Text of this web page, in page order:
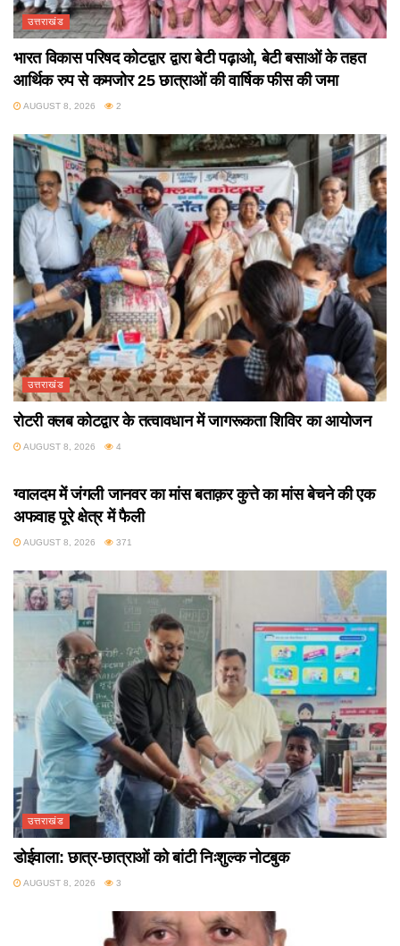
उत्तराखंड
भारत विकास परिषद कोटद्वार द्वारा बेटी पढ़ाओ, बेटी बसाओं के तहत
आर्थिक रुप से कमजोर 25 छात्राओं की वार्षिक फीस की जमा
AUGUST 8, 2026 2
उत्तराखंड
रोटरी क्लब कोटद्वार के तत्वावधान में जागरूकता शिविर का आयोजन
AUGUST 8, 2026 4
ग्वालदम में जंगली जानवर का मांस बताक़र कुत्ते का मांस बेचने की एक
अफवाह पूरे क्षेत्र में फैली
AUGUST 8, 2026 371
उत्तराखंड
डोईवाला: छात्र-छात्राओं को बांटी निःशुल्क नोटबुक
AUGUST 8, 2026 3